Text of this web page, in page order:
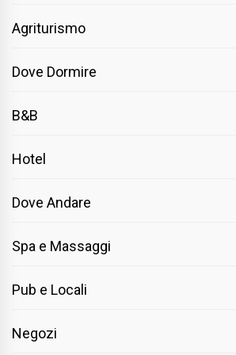
Agriturismo
Dove Dormire
B&B
Hotel
Dove Andare
Spa e Massaggi
Pub e Locali
Negozi